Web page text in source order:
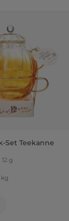
Set Teekanne
g
kg